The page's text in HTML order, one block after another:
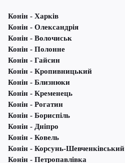
Конін - Харків
Конін - Олександрія
Конін - Волочиськ
Конін - Полонне
Конін - Гайсин
Конін - Кропивницький
Конін - Близнюки
Конін - Кременець
Конін - Рогатин
Конін - Бориспіль
Конін - Дніпро
Конін - Ковель
Конін - Корсунь-Шевченківський
Конін - Петропавлівка